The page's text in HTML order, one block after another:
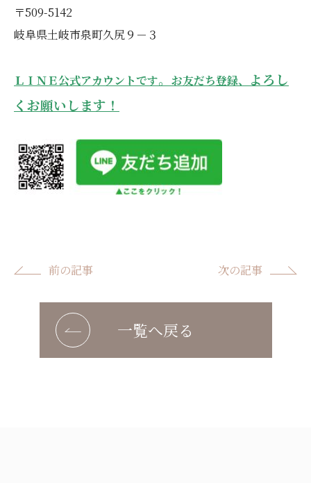
〒509-5142
岐阜県土岐市泉町久尻９－３
ＬＩＮＥ公式アカウントです。 お友だち登録、
よろし
くお願いします！
前の記事 次の記事
一覧へ戻る